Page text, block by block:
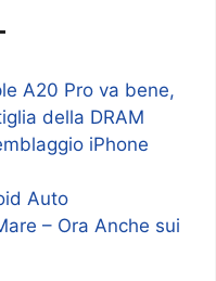
A20 Pro va bene,
della DRAM
iPhone
Auto
– Ora Anche sui